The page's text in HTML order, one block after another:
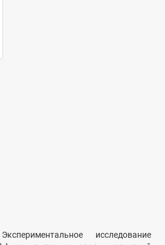
исследование